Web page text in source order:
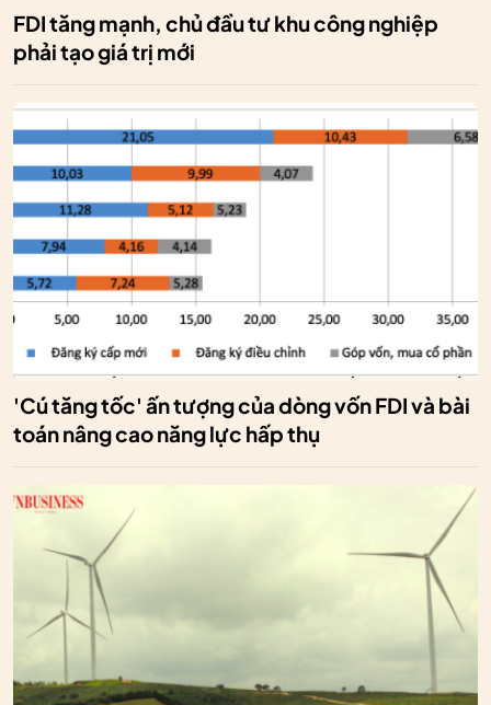
FDI tăng mạnh, chủ đầu tư khu công nghiệp
phải tạo giá trị mới
'Cú tăng tốc' ấn tượng của dòng vốn FDI và bài
toán nâng cao năng lực hấp thụ